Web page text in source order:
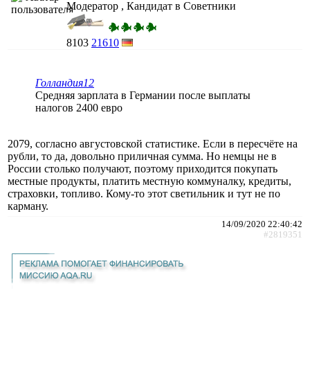
Модератор , Кандидат в Советники
8103 21610
Голландия12
Средняя зарплата в Германии после выплаты
налогов 2400 евро
2079, согласно августовской статистике. Если в пересчёте на
рубли, то да, довольно приличная сумма. Но немцы не в
России столько получают, поэтому приходится покупать
местные продукты, платить местную коммуналку, кредиты,
страховки, топливо. Кому-то этот светильник и тут не по
карману.
14/09/2020 22:40:42
#2819351